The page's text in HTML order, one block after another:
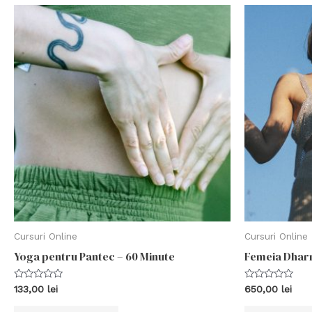
Cursuri Online
Yoga pentru Pantec – 60 Minute
Evaluat
133,00 lei
Cursuri Online
Femeia
Evaluat
650,00 lei